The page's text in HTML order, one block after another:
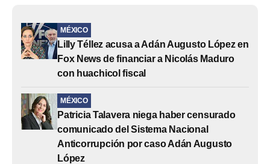
MÉXICO
Lilly Téllez acusa a Adán Augusto López en
Fox News de financiar a Nicolás Maduro
con huachicol fiscal
MÉXICO
Patricia Talavera niega haber censurado
comunicado del Sistema Nacional
Anticorrupción por caso Adán Augusto
López